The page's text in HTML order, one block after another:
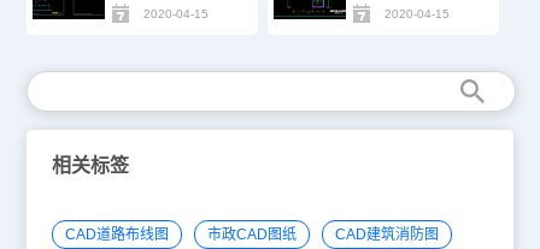
2020-04-15 2020-04-15
相关标签
CAD道路布线图 市政CAD图纸 CAD建筑消防图